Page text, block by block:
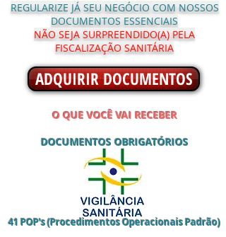
REGULARIZE JÁ SEU NEGÓCIO COM NOSSOS
DOCUMENTOS ESSENCIAIS
NÃO SEJA SURPREENDIDO(A) PELA
FISCALIZAÇÃO SANITÁRIA
O QUE VOCÊ VAI RECEBER
DOCUMENTOS OBRIGATÓRIOS
41 POP's (Procedimentos Operacionais Padrão)
ADQUIRIR DOCUMENTOS